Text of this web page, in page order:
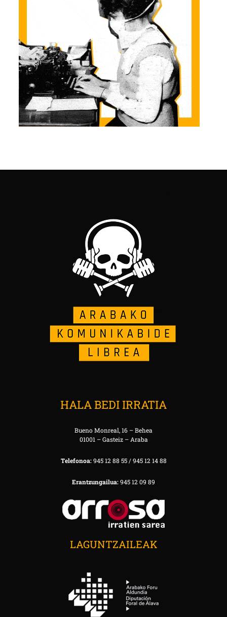
HALA BEDI IRRATIA
Bueno Monreal, 16 – Behea
01001 – Gasteiz – Araba
Telefonoa:945 12 88 55 / 945 12 14 88
Erantzungailua:945 12 09 89
LAGUNTZAILEAK